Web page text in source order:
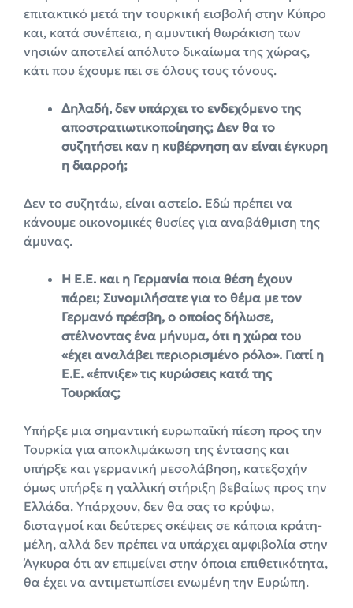
επιτακτικό μετά την τουρκική εισβολή στην Κύπρο
και, κατά συνέπεια, η αμυντική θωράκιση των
νησιών αποτελεί απόλυτο δικαίωμα της χώρας,
κάτι που έχουμε πει σε όλους τους τόνους.
Δηλαδή, δεν υπάρχει το ενδεχόμενο της
αποστρατιωτικοποίησης; Δεν θα το
συζητήσει καν η κυβέρνηση αν είναι έγκυρη
η διαρροή;
Δεν το συζητάω, είναι αστείο. Εδώ πρέπει να
κάνουμε οικονομικές θυσίες για αναβάθμιση της
άμυνας.
Η Ε.Ε. και η Γερμανία ποια θέση έχουν
πάρει; Συνομιλήσατε για το θέμα με τον
Γερμανό πρέσβη, ο οποίος δήλωσε,
στέλνοντας ένα μήνυμα, ότι η χώρα του
«έχει αναλάβει περιορισμένο ρόλο». Γιατί η
Ε.Ε. «έπνιξε» τις κυρώσεις κατά της
Τουρκίας;
Υπήρξε μια σημαντική ευρωπαϊκή πίεση προς την
Τουρκία για αποκλιμάκωση της έντασης και
υπήρξε και γερμανική μεσολάβηση, κατεξοχήν
όμως υπήρξε η γαλλική στήριξη βεβαίως προς την
Ελλάδα. Υπάρχουν, δεν θα σας το κρύψω,
δισταγμοί και δεύτερες σκέψεις σε κάποια κράτη-
μέλη, αλλά δεν πρέπει να υπάρχει αμφιβολία στην
Άγκυρα ότι αν επιμείνει στην όποια επιθετικότητα,
θα έχει να αντιμετωπίσει ενωμένη την Ευρώπη.